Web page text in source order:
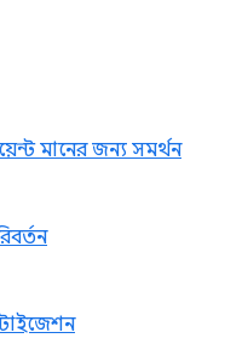
মানের জন্য সমর্থন